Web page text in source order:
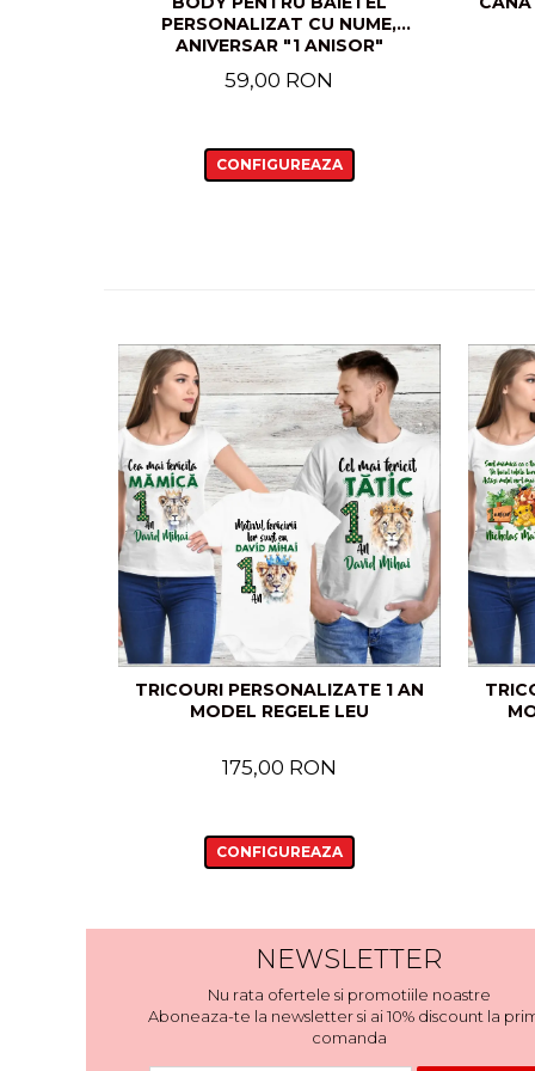
PERSONALIZAT CU NUME,
ANIVERSAR "1 ANISOR"
59,00 RON
CONFIGUREAZA
TRICOURI PERSONALIZATE 1 AN
MODEL REGELE LEU
175,00 RON
CONFIGUREAZA
NEWSLETTER
Nu rata ofertele si promotiile noastre
Aboneaza-te la newsletter si ai 10% discount la
comanda